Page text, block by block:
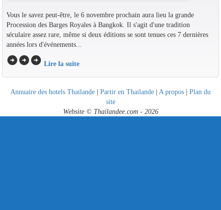
Vous le savez peut-être, le 6 novembre prochain aura lieu la grande
Procession des Barges Royales à Bangkok. Il s'agit d'une tradition
séculaire assez rare, même si deux éditions se sont tenues ces 7 dernières
années lors d'événements...
arrow_circle_rightarrow_circle_rightarrow_circle_right Lire la suite
Annuaire des hotels Thailande | Partir en Thailande | A propos | Plan du
site
Website © Thailandee.com - 2026